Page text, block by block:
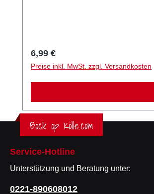
Regulärer Preis:
6,99 €
Preise inkl. MwSt. zzgl. Versandkosten
Bock op Kölle.com
Service-Hotline
Unterstützung und Beratung unter:
0221-890608012